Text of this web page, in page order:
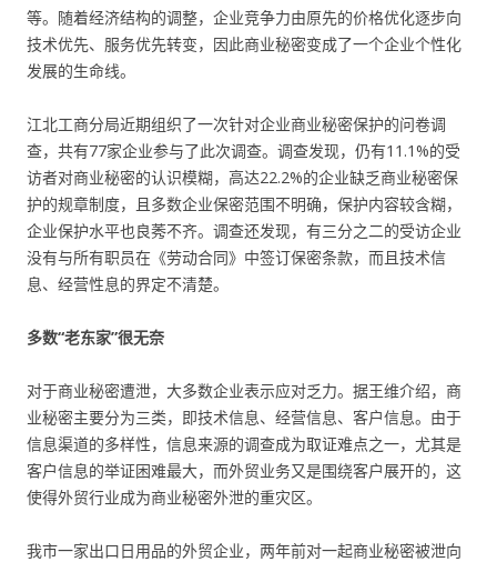
等。随着经济结构的调整，企业竞争力由原先的价格优化逐步向
技术优先、服务优先转变，因此商业秘密变成了一个企业个性化
发展的生命线。
江北工商分局近期组织了一次针对企业商业秘密保护的问卷调
查，共有77家企业参与了此次调查。调查发现，仍有11.1%的受
访者对商业秘密的认识模糊，高达22.2%的企业缺乏商业秘密保
护的规章制度，且多数企业保密范围不明确，保护内容较含糊，
企业保护水平也良莠不齐。调查还发现，有三分之二的受访企业
没有与所有职员在《劳动合同》中签订保密条款，而且技术信
息、经营性息的界定不清楚。
多数“老东家”很无奈
对于商业秘密遭泄，大多数企业表示应对乏力。据王维介绍，商
业秘密主要分为三类，即技术信息、经营信息、客户信息。由于
信息渠道的多样性，信息来源的调查成为取证难点之一，尤其是
客户信息的举证困难最大，而外贸业务又是围绕客户展开的，这
使得外贸行业成为商业秘密外泄的重灾区。
我市一家出口日用品的外贸企业，两年前对一起商业秘密被泄向